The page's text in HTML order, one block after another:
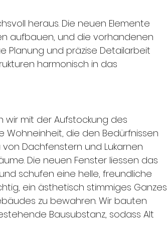
heraus. Die neuen Elemente
aufbauen, und die vorhandenen
Planung und präzise Detailarbeit
harmonisch in das
wir mit der Aufstockung des
Wohneinheit, die den Bedürfnissen
Dachfenstern und Lukarnen
Die neuen Fenster liessen das
schufen eine helle, freundliche
ein ästhetisch stimmiges Ganzes
zu bewahren. Wir bauten
Bausubstanz, sodass Alt